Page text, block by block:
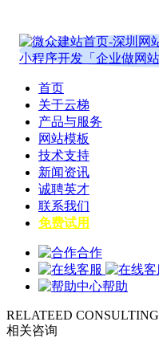
首页
关于云梯
产品与服务
网站模板
技术支持
新闻资讯
诚聘英才
联系我们
免费试用
合作
帮助
RELATEED CONSULTING
相关咨询